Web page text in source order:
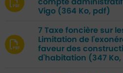
compte
Vigo (364 Ko, pdf)
7 Taxe foncière sur
Limitation de
faveur des
d'habitation (347